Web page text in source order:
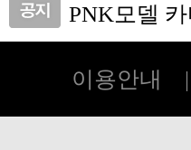
피앤케이하
이용안내 |